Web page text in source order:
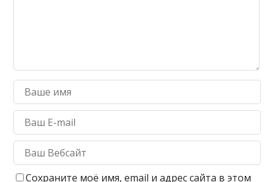
Сохраните моё имя, email и адрес сайта в этом